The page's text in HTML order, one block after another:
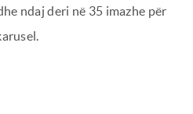
ndaj deri në 35 imazhe për